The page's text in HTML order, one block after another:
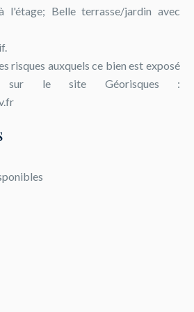
l'étage; Belle terrasse/jardin avec
risques auxquels ce bien est exposé
sur le site Géorisques :